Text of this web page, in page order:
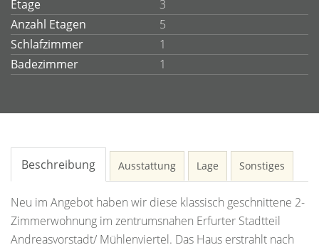
Etage
3
Anzahl Etagen
5
Schlafzimmer
1
Badezimmer
1
Beschreibung Ausstattung Lage Sonstiges
Neu im Angebot haben wir diese klassisch geschnittene 2-
Zimmerwohnung im zentrumsnahen Erfurter Stadtteil
Andreasvorstadt/ Mühlenviertel. Das Haus erstrahlt nach